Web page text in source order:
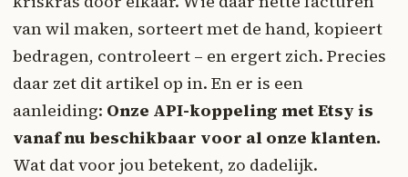
van wil maken, sorteert met de hand, kopieert
bedragen, controleert – en ergert zich. Precies
daar zet dit artikel op in. En er is een
aanleiding: Onze API-koppeling met Etsy is
vanaf nu beschikbaar voor al onze klanten.
Wat dat voor jou betekent, zo dadelijk.